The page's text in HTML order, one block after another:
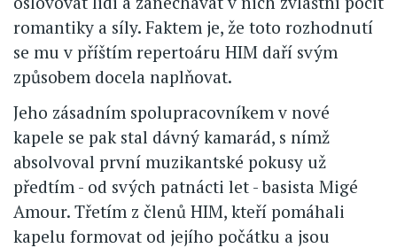
romantiky a síly. Faktem je, že toto rozhodnutí
se mu v příštím repertoáru HIM daří svým
způsobem docela naplňovat.
Jeho zásadním spolupracovníkem v nové
kapele se pak stal dávný kamarád, s nímž
absolvoval první muzikantské pokusy už
předtím - od svých patnácti let - basista Migé
Amour. Třetím z členů HIM, kteří pomáhali
kapelu formovat od jejího počátku a jsou